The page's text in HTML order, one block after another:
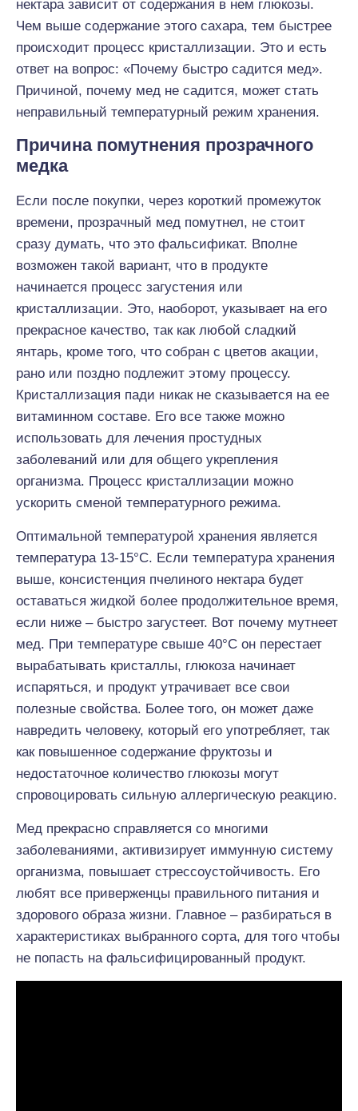
нектара зависит от содержания в нем глюкозы.
Чем выше содержание этого сахара, тем быстрее
происходит процесс кристаллизации. Это и есть
ответ на вопрос: «Почему быстро садится мед».
Причиной, почему мед не садится, может стать
неправильный температурный режим хранения.
Причина помутнения прозрачного
медка
Если после покупки, через короткий промежуток
времени, прозрачный мед помутнел, не стоит
сразу думать, что это фальсификат. Вполне
возможен такой вариант, что в продукте
начинается процесс загустения или
кристаллизации. Это, наоборот, указывает на его
прекрасное качество, так как любой сладкий
янтарь, кроме того, что собран с цветов акации,
рано или поздно подлежит этому процессу.
Кристаллизация пади никак не сказывается на ее
витаминном составе. Его все также можно
использовать для лечения простудных
заболеваний или для общего укрепления
организма. Процесс кристаллизации можно
ускорить сменой температурного режима.
Оптимальной температурой хранения является
температура 13-15°С. Если температура хранения
выше, консистенция пчелиного нектара будет
оставаться жидкой более продолжительное время,
если ниже – быстро загустеет. Вот почему мутнеет
мед. При температуре свыше 40°С он перестает
вырабатывать кристаллы, глюкоза начинает
испаряться, и продукт утрачивает все свои
полезные свойства. Более того, он может даже
навредить человеку, который его употребляет, так
как повышенное содержание фруктозы и
недостаточное количество глюкозы могут
спровоцировать сильную аллергическую реакцию.
Мед прекрасно справляется со многими
заболеваниями, активизирует иммунную систему
организма, повышает стрессоустойчивость. Его
любят все приверженцы правильного питания и
здорового образа жизни. Главное – разбираться в
характеристиках выбранного сорта, для того чтобы
не попасть на фальсифицированный продукт.